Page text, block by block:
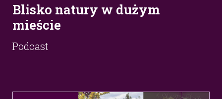
Blisko natury w dużym
mieście
Podcast